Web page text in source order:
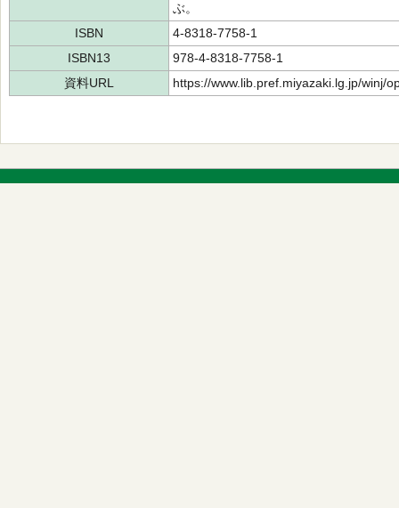
ぶ。
ISBN
4-8318-7758-1
ISBN13
978-4-8318-7758-1
資料URL
https://www.lib.pref.miyazaki.lg.jp/winj/